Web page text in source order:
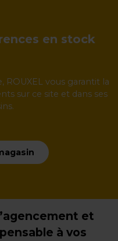
en stock
ROUXEL vous garantit la
sur ce site et dans ses
et
à vos